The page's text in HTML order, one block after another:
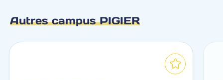
Autres campus PIGIER